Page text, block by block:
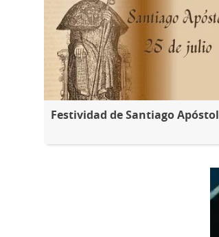
Festividad de Santiago Apóstol